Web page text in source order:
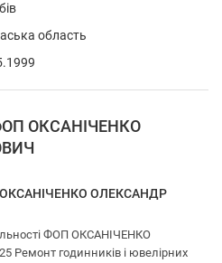
область
ОКСАНІЧЕНКО
ОКСАНІЧЕНКО ОЛЕКСАНДР
ФОП ОКСАНІЧЕНКО
годинників і ювелірних